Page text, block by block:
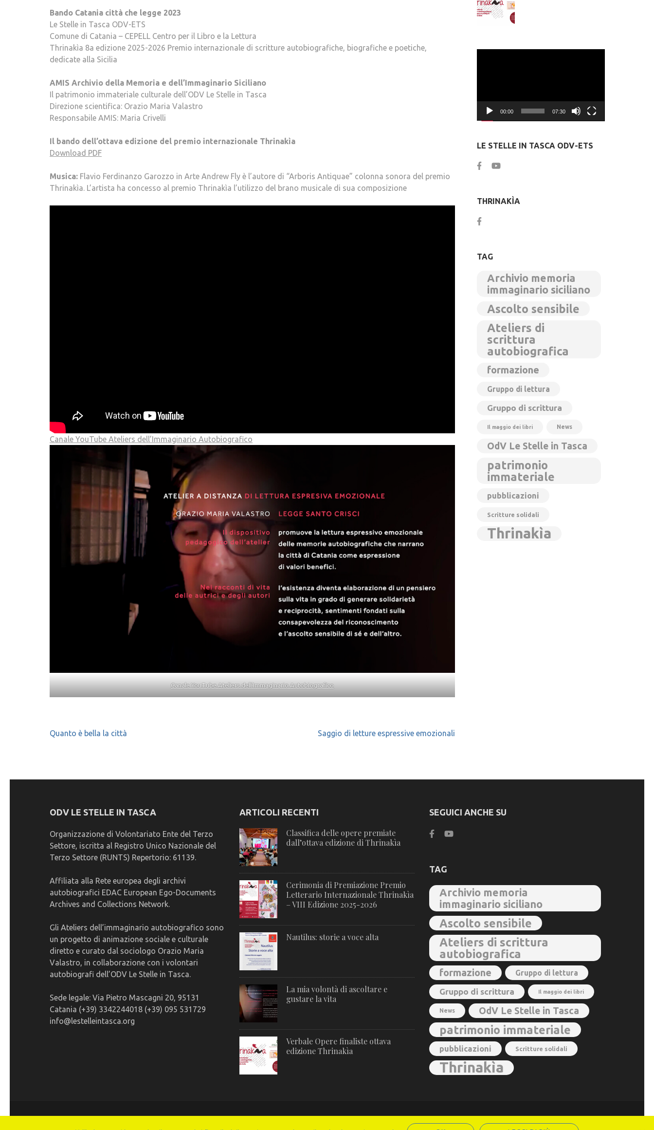
Bando Catania città che legge 2023
Le Stelle in Tasca ODV-ETS
Comune di Catania – CEPELL Centro per il Libro e la Lettura
Thrinakìa 8a edizione 2025-2026 Premio internazionale di scritture autobiografiche, biografiche e poetiche,
dedicate alla Sicilia
AMIS Archivio della Memoria e dell’Immaginario Siciliano
Il patrimonio immateriale culturale dell’ODV Le Stelle in Tasca
Direzione scientifica: Orazio Maria Valastro
Responsabile AMIS: Maria Crivelli
Il bando dell’ottava edizione del premio internazionale Thrinakìa
Download PDF
Musica: Flavio Ferdinanzo Garozzo in Arte Andrew Fly è l’autore di “Arboris Antiquae” colonna sonora del premio
Thrinakìa. L’artista ha concesso al premio Thrinakìa l’utilizzo del brano musicale di sua composizione
Canale YouTube Ateliers dell’Immaginario Autobiografico
Canale YouTube Ateliers dell’Immaginario Autobiografico
Navigazione
Quanto è bella la città Saggio di letture espressive emozionali
00:00 07:30
LE STELLE IN TASCA ODV-ETS
THRINAKÌA
TAG
Archivio memoria
immaginario siciliano
Ascolto sensibile
Ateliers di
scrittura
autobiografica
formazione
Gruppo di lettura
Gruppo di scrittura
Il maggio dei libri News
OdV Le Stelle in Tasca
patrimonio
immateriale
pubblicazioni
Scritture solidali
Thrinakìa
ODV LE STELLE IN TASCA
Organizzazione di Volontariato Ente del Terzo
Settore, iscritta al Registro Unico Nazionale del
Terzo Settore (RUNTS) Repertorio: 61139.
Affiliata alla Rete europea degli archivi
autobiografici EDAC European Ego-Documents
Archives and Collections Network.
Gli Ateliers dell’immaginario autobiografico sono
un progetto di animazione sociale e culturale
diretto e curato dal sociologo Orazio Maria
Valastro, in collaborazione con i volontari
autobiografi dell’ODV Le Stelle in Tasca.
Sede legale: Via Pietro Mascagni 20, 95131
Catania (+39) 3342244018 (+39) 095 531729
info@lestelleintasca.org
ARTICOLI RECENTI
Classifica delle opere premiate
dall’ottava edizione di Thrinakìa
Cerimonia di Premiazione Premio
Letterario Internazionale Thrinakìa
– VIII Edizione 2025-2026
Nautilus: storie a voce alta
La mia volontà di ascoltare e
gustare la vita
Verbale Opere finaliste ottava
edizione Thrinakìa
SEGUICI ANCHE SU
TAG
Archivio memoria
immaginario siciliano
Ascolto sensibile
Ateliers di scrittura
autobiografica
formazione Gruppo di lettura
Gruppo di scrittura Il maggio dei libri
News OdV Le Stelle in Tasca
patrimonio immateriale
pubblicazioni Scritture solidali
Thrinakìa